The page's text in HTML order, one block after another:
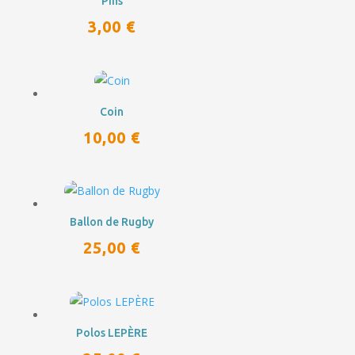
3,00 €
Coin
10,00 €
Ballon de Rugby
25,00 €
Polos LEPÈRE